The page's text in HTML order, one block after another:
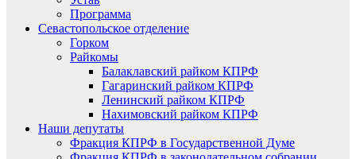
Программа
Севастопольское отделение
Горком
Райкомы
Балаклавский райком КПРФ
Гагаринский райком КПРФ
Ленинский райком КПРФ
Нахимовский райком КПРФ
Наши депутаты
Фракция КПРФ в Государственной Думе